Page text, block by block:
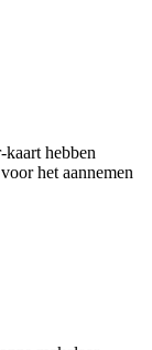
hebben
het aannemen